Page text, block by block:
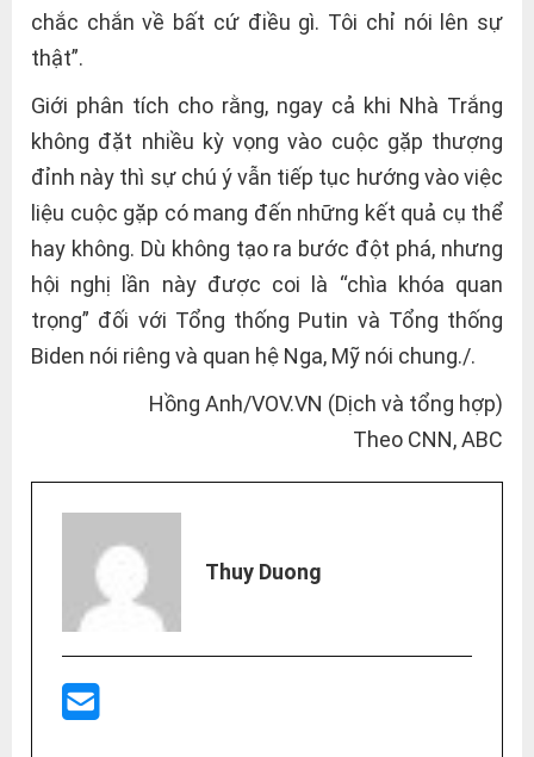
chắc chắn về bất cứ điều gì. Tôi chỉ nói lên sự
thật”.
Giới phân tích cho rằng, ngay cả khi Nhà Trắng
không đặt nhiều kỳ vọng vào cuộc gặp thượng
đỉnh này thì sự chú ý vẫn tiếp tục hướng vào việc
liệu cuộc gặp có mang đến những kết quả cụ thể
hay không. Dù không tạo ra bước đột phá, nhưng
hội nghị lần này được coi là “chìa khóa quan
trọng” đối với Tổng thống Putin và Tổng thống
Biden nói riêng và quan hệ Nga, Mỹ nói chung./.
Hồng Anh/VOV.VN (Dịch và tổng hợp)
Theo CNN, ABC
Thuy Duong